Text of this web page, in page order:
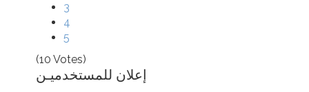
3
4
5
(10 Votes)
إعلان للمستخدميـن